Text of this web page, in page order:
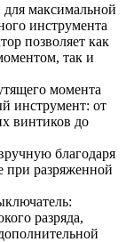
максимальной
инструмента
позволяет как
так и
момента
инструмент: от
винтиков до
благодаря
при разряженной
разряда,